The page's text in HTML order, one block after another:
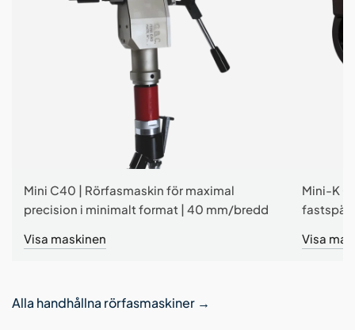
Mini C40 | Rörfasmaskin för maximal
precision i minimalt format | 40 mm/bredd
Visa maskinen
Mini-K
Visa
Alla handhållna rörfasmaskiner →